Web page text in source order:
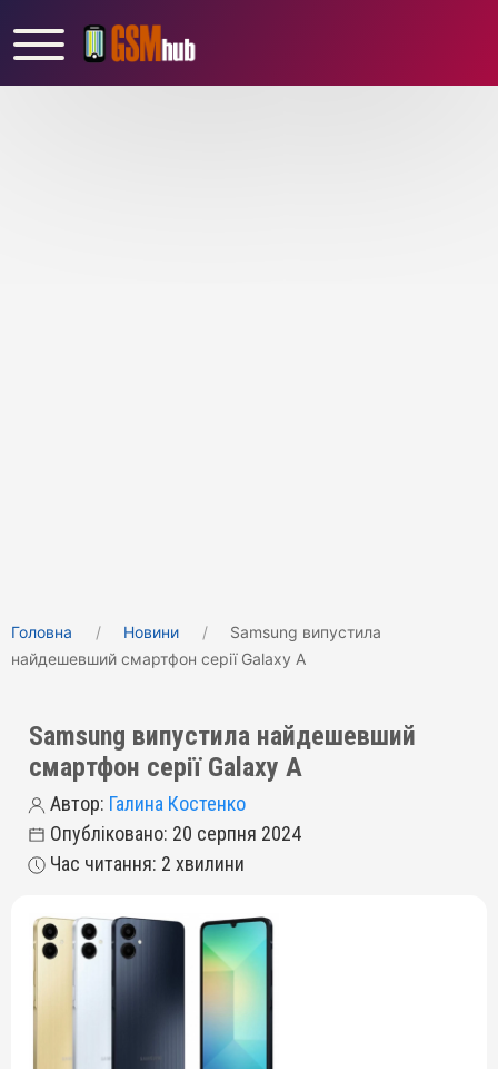
Головна Новини
Samsung випустила
найдешевший смартфон серії Galaxy A
Samsung випустила найдешевший
смартфон серії Galaxy A
Автор: Галина Костенко
Опубліковано: 20 серпня 2024
Час читання: 2 хвилини